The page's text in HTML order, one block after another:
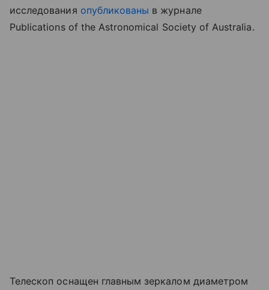
исследования опубликованы в журнале
Publications of the Astronomical Society of Australia.
Телескоп оснащен главным зеркалом диаметром